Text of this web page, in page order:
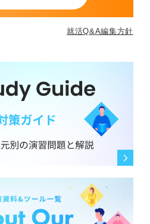
就活Q&A編集方針